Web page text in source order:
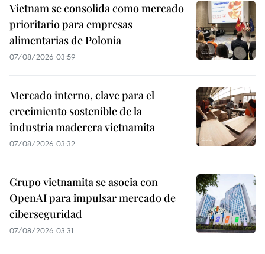
Vietnam se consolida como mercado
prioritario para empresas
alimentarias de Polonia
07/08/2026 03:59
Mercado interno, clave para el
crecimiento sostenible de la
industria maderera vietnamita
07/08/2026 03:32
Grupo vietnamita se asocia con
OpenAI para impulsar mercado de
ciberseguridad
07/08/2026 03:31